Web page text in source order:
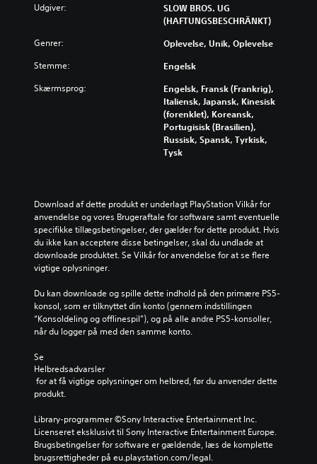
Udgiver:
SLOW BROS. UG
(HAFTUNGSBESCHRÄNKT)
Genrer: Oplevelse, Unik, Oplevelse
Stemme: Engelsk
Skærmsprog:
Engelsk, Fransk (Frankrig),
Italiensk, Japansk, Kinesisk
(forenklet), Koreansk,
Portugisisk (Brasilien),
Russisk, Spansk, Tyrkisk,
Tysk
Download af dette produkt er underlagt PlayStation Vilkår for
anvendelse og vores Brugeraftale for software samt eventuelle
specifikke tillægsbetingelser, der gælder for dette produkt. Hvis
du ikke kan acceptere disse betingelser, skal du undlade at
downloade produktet. Se Vilkår for anvendelse for at se flere
vigtige oplysninger.
Du kan downloade og spille dette indhold på den primære PS5-
konsol, som er tilknyttet din konto (gennem indstillingen
“Konsoldeling og offlinespil”), og på alle andre PS5-konsoller,
når du logger på med den samme konto.
Se
Helbredsadvarsler
produkt.
Library-programmer ©Sony Interactive Entertainment Inc.
Licenseret eksklusivt til Sony Interactive Entertainment Europe.
Brugsbetingelser for software er gældende, læs de komplette
brugsrettigheder på eu.playstation.com/legal.